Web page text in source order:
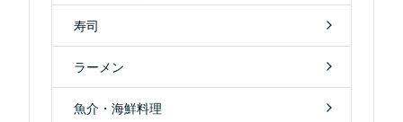
寿司
ラーメン
魚介・海鮮料理